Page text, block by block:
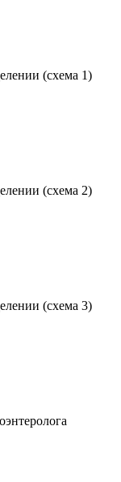
(схема 1)
(схема 2)
(схема 3)